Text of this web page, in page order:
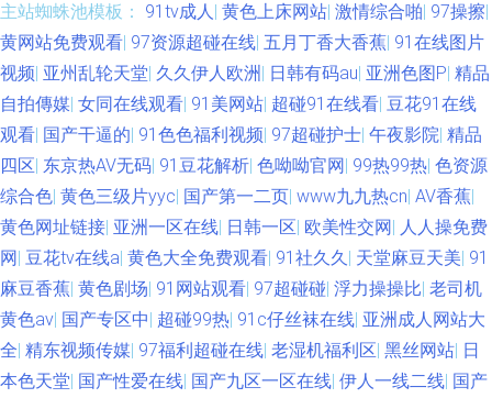
合变态另类 91群交 超碰在视 欧美人妖屄 后入jk 久久精色欲 91超碰成人 五
月婷婷WW 色综欧美 91最新视频 狠狠干狠狠艹狠狠 激情视频免费看 天天干
网址 白丝自慰网站91 四虎色播 亚洲涩涩爱 香蕉视频官网 俺来也色色 性爱
久久 91传媒熊猫 avbt亚洲 草莓视频宝儿 国产屁屁第一页 精品玖玖 欧美性福
利一区 三级无码网站 亚洲探花在线观看 91软件网战试看 极品偷拍网 亚洲三
级理论 成人午夜精品 欧美性交另尖 俺去也伦理 亚洲福利导航大全 国产精品
第二页 国产精品久久码一 人人乐人人妻 在线播放91视频 国产深福利 美女漏
主站蜘蛛池模板： 91tv成人| 黄色上床网站| 激情综合啪| 97操擦|
黄网站免费观看| 97资源超碰在线| 五月丁香大香蕉| 91在线图片
视频| 亚州乱轮天堂| 久久伊人欧洲 | 日韩有码au| 亚洲色图P| 精品
自拍傳媒| 女同在线观看| 91美网站| 超碰91在线看| 豆花91在线
观看| 国产干逼的| 91色色福利视频| 97超碰护士| 午夜影院| 精品
四区| 东京热AV无码| 91豆花解析| 色呦呦官网| 99热99热| 色资源
综合色| 黄色三级片yyc| 国产第一二页| www九九热cn| AV香蕉|
黄色网址链接| 亚洲一区在线| 日韩一区| 欧美性交网| 人人操免费
网| 豆花tv在线a| 黄色大全免费观看| 91社久久| 天堂麻豆天美| 91
麻豆香蕉| 黄色剧场| 91网站观看| 97超碰碰| 浮力操操比| 老司机
黄色av| 国产专区中| 超碰99热| 91c仔丝袜在线| 亚洲成人网站大
全| 精东视频传媒| 97福利超碰在线| 老湿机福利区| 黑丝网站| 日
本色天堂| 国产性爱在线| 国产九区一区在线| 伊人一线二线| 国产